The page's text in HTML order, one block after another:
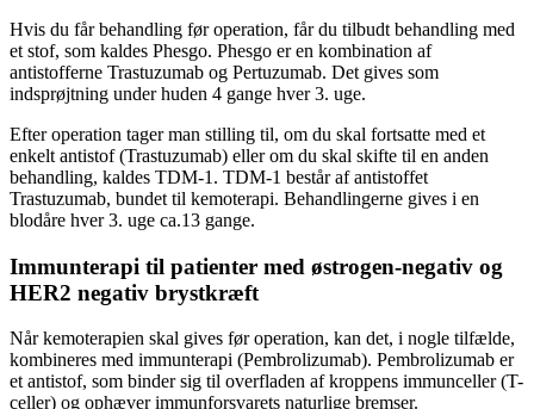
Hvis du får behandling før operation, får du tilbudt behandling med
et stof, som kaldes Phesgo. Phesgo er en kombination af
antistofferne Trastuzumab og Pertuzumab. Det gives som
indsprøjtning under huden 4 gange hver 3. uge.
Efter operation tager man stilling til, om du skal fortsatte med et
enkelt antistof (Trastuzumab) eller om du skal skifte til en anden
behandling, kaldes TDM-1. TDM-1 består af antistoffet
Trastuzumab, bundet til kemoterapi. Behandlingerne gives i en
blodåre hver 3. uge ca.13 gange.
Immunterapi til patienter med østrogen-negativ og
HER2 negativ brystkræft
Når kemoterapien skal gives før operation, kan det, i nogle tilfælde,
kombineres med immunterapi (Pembrolizumab). Pembrolizumab er
et antistof, som binder sig til overfladen af kroppens immunceller (T-
celler) og ophæver immunforsvarets naturlige bremser.